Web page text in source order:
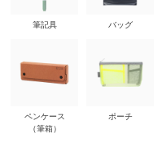
筆記具
ペンケース
（筆箱）
バッグ
ポーチ